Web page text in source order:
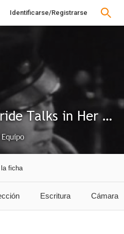
Identificarse/Registrarse
The Bride Talks in Her Sleep
ficha
Escritura Cámara